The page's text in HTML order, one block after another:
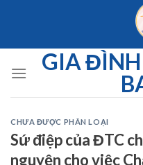
GIA
CHƯA ĐƯỢC PHÂN LOẠI
Sứ điệp của ĐTC
nguyện cho việc